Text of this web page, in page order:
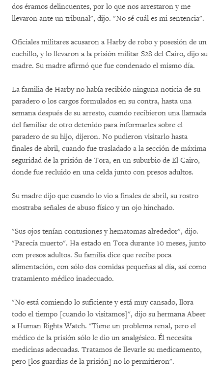
dos éramos delincuentes, por lo que nos arrestaron y me
llevaron ante un tribunal", dijo. "No sé cuál es mi sentencia".
Oficiales militares acusaron a Harby de robo y posesión de un
cuchillo, y lo llevaron a la prisión militar S28 del Cairo, dijo su
madre. Su madre afirmó que fue condenado el mismo día.
La familia de Harby no había recibido ninguna noticia de su
paradero o los cargos formulados en su contra, hasta una
semana después de su arresto, cuando recibieron una llamada
del familiar de otro detenido para informarles sobre el
paradero de su hijo, dijeron. No pudieron visitarlo hasta
finales de abril, cuando fue trasladado a la sección de máxima
seguridad de la prisión de Tora, en un suburbio de El Cairo,
donde fue recluido en una celda junto con presos adultos.
Su madre dijo que cuando lo vio a finales de abril, su rostro
mostraba señales de abuso físico y un ojo hinchado.
"Sus ojos tenían contusiones y hematomas alrededor", dijo.
"Parecía muerto". Ha estado en Tora durante 10 meses, junto
con presos adultos. Su familia dice que recibe poca
alimentación, con sólo dos comidas pequeñas al día, así como
tratamiento médico inadecuado.
"No está comiendo lo suficiente y está muy cansado, llora
todo el tiempo [cuando lo visitamos]", dijo su hermana Abeer
a Human Rights Watch. "Tiene un problema renal, pero el
médico de la prisión sólo le dio un analgésico. Él necesita
medicinas adecuadas. Tratamos de llevarle su medicamento,
pero [los guardias de la prisión] no lo permitieron".